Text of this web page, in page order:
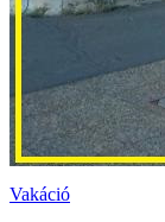
Vakáció